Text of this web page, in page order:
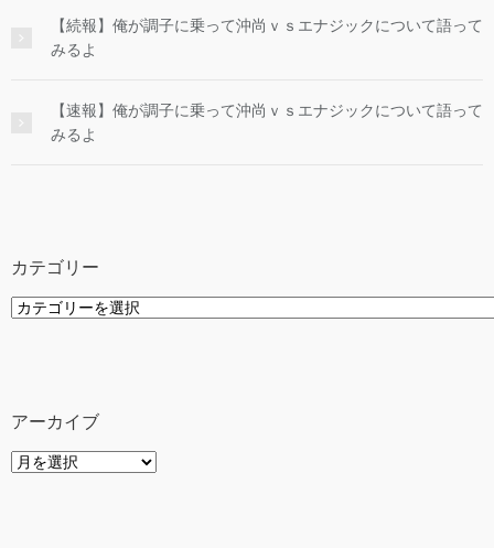
【続報】俺が調子に乗って沖尚ｖｓエナジックについて語って
みるよ
【速報】俺が調子に乗って沖尚ｖｓエナジックについて語って
みるよ
カテゴリー
カ
アーカイブ
ア